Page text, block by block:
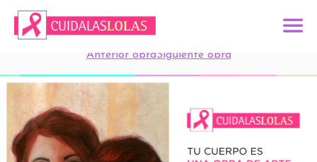
Anterior obraSiguiente obra